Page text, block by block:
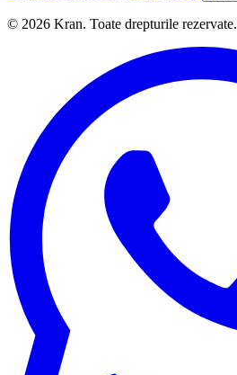
© 2026 Kran. Toate drepturile rezervate.